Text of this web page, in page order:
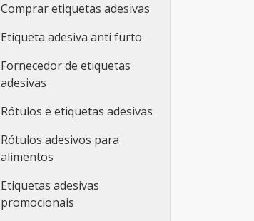
Comprar etiquetas adesivas
Etiqueta adesiva anti furto
Fornecedor de etiquetas
adesivas
Rótulos e etiquetas adesivas
Rótulos adesivos para
alimentos
Etiquetas adesivas
promocionais